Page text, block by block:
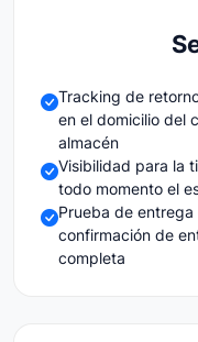
Tracking de
en el domicilio del
almacén
Visibilidad para la
todo momento el
Prueba de
confirmación de
completa